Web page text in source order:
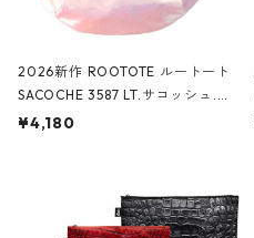
2026新作 ROOTOTE ルートート
SACOCHE 3587 LT.サコッシュ.ル
ミエ-B ショルダーバッグ グロスピ
¥4,180